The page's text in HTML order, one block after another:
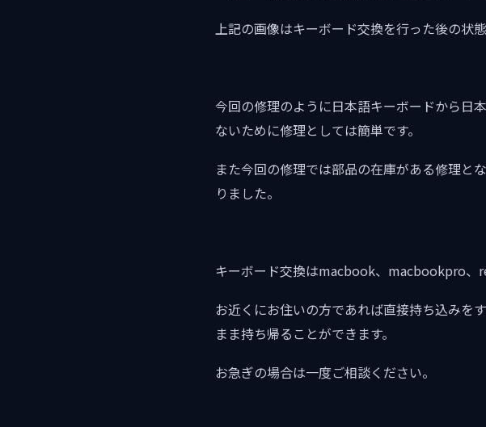
上記の画像はキーボード交換を行った後の状態
今回の修理のように日本語キーボードから日
ないために修理としては簡単です。
また今回の修理では部品の在庫がある修理と
りました。
キーボード交換はmacbook、macbookpro、
お近くにお住いの方であれば直接持ち込みを
まま持ち帰ることができます。
お急ぎの場合は一度ご相談ください。